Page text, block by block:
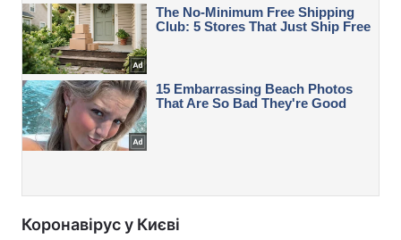
Коронавірус у Києві